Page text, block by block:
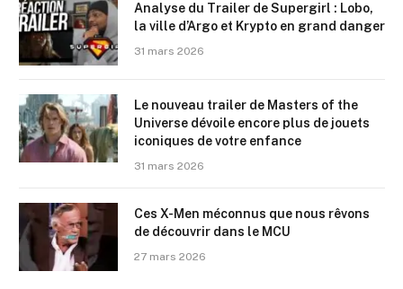
Analyse du Trailer de Supergirl : Lobo,
la ville d’Argo et Krypto en grand danger
31 mars 2026
Le nouveau trailer de Masters of the
Universe dévoile encore plus de jouets
iconiques de votre enfance
31 mars 2026
Ces X-Men méconnus que nous rêvons
de découvrir dans le MCU
27 mars 2026